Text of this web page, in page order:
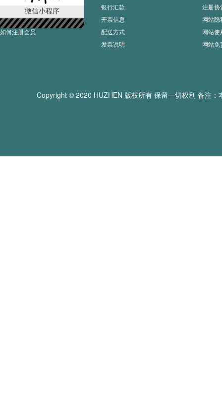
微信小程序
如何订购
如何注册会员
银行汇款
开票信息
配送方式
发票说明
注册协
网站隐
网站使
网站免
Copyright © 2020 HUZHEN 版权所有 保留一切权利 备注